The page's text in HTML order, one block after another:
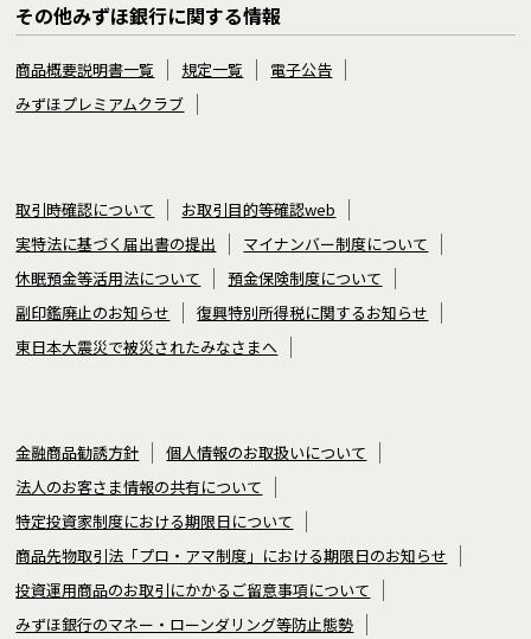
その他みずほ銀行に関する情報
商品概要説明書一覧 規定一覧
電子公告
みずほプレミアムクラブ
取引時確認について
お取引目的等確認web
実特法に基づく届出書の提出
マイナンバー制度について
休眠預金等活用法について
預金保険制度について
副印鑑廃止のお知らせ
復興特別所得税に関するお知らせ
東日本大震災で被災されたみなさまへ
金融商品勧誘方針
個人情報のお取扱いについて
法人のお客さま情報の共有について
特定投資家制度における期限日について
商品先物取引法「プロ・アマ制度」における期限日のお知らせ
投資運用商品のお取引にかかるご留意事項について
みずほ銀行のマネー・ローンダリング等防止態勢